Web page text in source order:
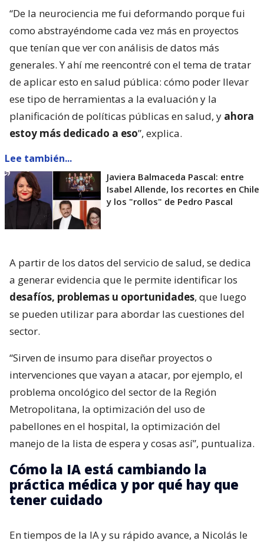
“De la neurociencia me fui deformando porque fui
como abstrayéndome cada vez más en proyectos
que tenían que ver con análisis de datos más
generales. Y ahí me reencontré con el tema de tratar
de aplicar esto en salud pública: cómo poder llevar
ese tipo de herramientas a la evaluación y la
planificación de políticas públicas en salud, y ahora
estoy más dedicado a eso”, explica.
Lee también...
Javiera Balmaceda Pascal: entre
Isabel Allende, los recortes en Chile
y los "rollos" de Pedro Pascal
A partir de los datos del servicio de salud, se dedica
a generar evidencia que le permite identificar los
desafíos, problemas u oportunidades, que luego
se pueden utilizar para abordar las cuestiones del
sector.
“Sirven de insumo para diseñar proyectos o
intervenciones que vayan a atacar, por ejemplo, el
problema oncológico del sector de la Región
Metropolitana, la optimización del uso de
pabellones en el hospital, la optimización del
manejo de la lista de espera y cosas así”, puntualiza.
Cómo la IA está cambiando la
práctica médica y por qué hay que
tener cuidado
En tiempos de la IA y su rápido avance, a Nicolás le